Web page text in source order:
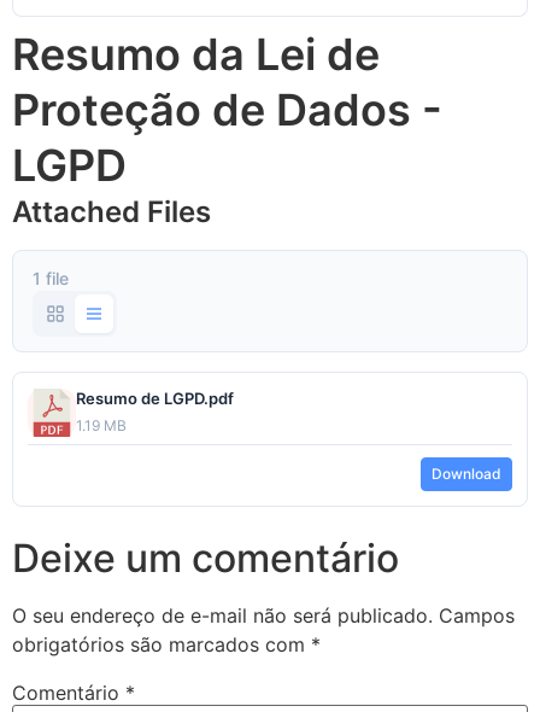
Resumo da Lei de
Proteção de Dados -
LGPD
Attached Files
1 file
Resumo de LGPD.pdf
1.19 MB
Download
Deixe um comentário
O seu endereço de e-mail não será publicado. Campos
obrigatórios são marcados com *
Comentário *